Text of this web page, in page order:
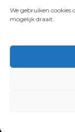
We gebruiken cookies
mogelijk draait.